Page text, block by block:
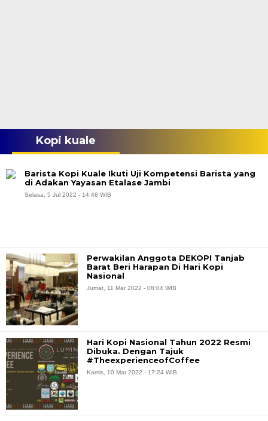
Kopi kuale
Barista Kopi Kuale Ikuti Uji Kompetensi Barista yang
di Adakan Yayasan Etalase Jambi
Selasa, 5 Jul 2022 - 14:48 WIB
Perwakilan Anggota DEKOPI Tanjab
Barat Beri Harapan Di Hari Kopi
Nasional
Jumat, 11 Mar 2022 - 08:04 WIB
Hari Kopi Nasional Tahun 2022 Resmi
Dibuka. Dengan Tajuk
#TheexperienceofCoffee
Kamis, 10 Mar 2022 - 17:24 WIB